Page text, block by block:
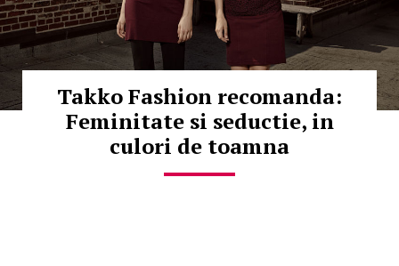
Takko Fashion recomanda:
Feminitate si seductie, in
culori de toamna